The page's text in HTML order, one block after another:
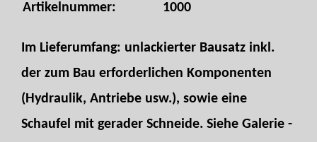
Artikelnummer: 1000
Im Lieferumfang: unlackierter Bausatz inkl.
der zum Bau erforderlichen Komponenten
(Hydraulik, Antriebe usw.), sowie eine
Schaufel mit gerader Schneide. Siehe Galerie -